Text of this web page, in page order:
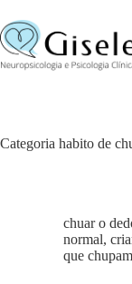
para
o
conteúdo
Categoria habito de
chuar o
normal,
que